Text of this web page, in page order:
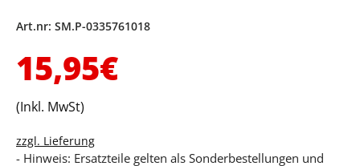
Art.nr: SM.P-0335761018
Normaler Preis
15,95€
(Inkl. MwSt)
zzgl. Lieferung
- Hinweis: Ersatzteile gelten als Sonderbestellungen und